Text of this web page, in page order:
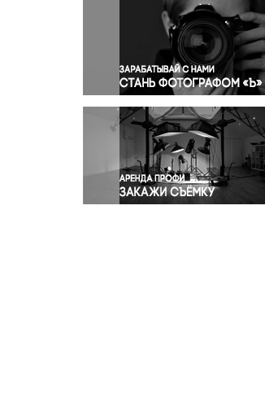
Окружающая среда
Политика
Правосудие
Происшествия и конфликты
Религия
Светская жизнь
Спорт
Экология
Экономика и бизнес